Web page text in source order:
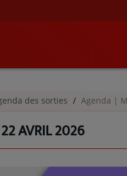
des sorties Agenda |
AVRIL 2026